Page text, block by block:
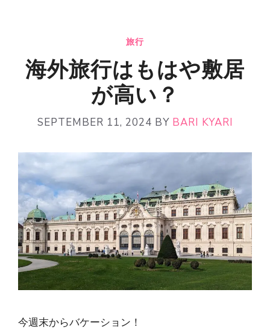
旅行
海外旅行はもはや敷居
が高い？
SEPTEMBER 11, 2024 BY BARI KYARI
今週末からバケーション！